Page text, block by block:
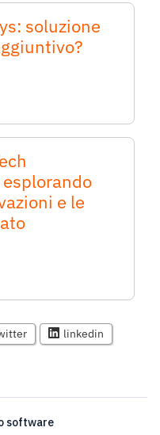
soluzione
e le
linkedin
software